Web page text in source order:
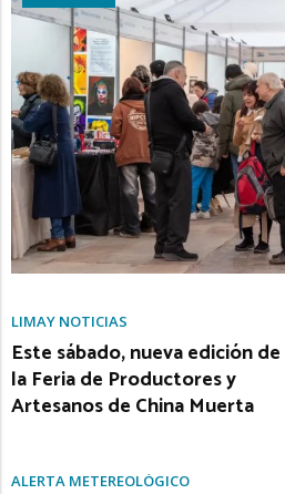
LIMAY NOTICIAS
Este sábado, nueva edición de
la Feria de Productores y
Artesanos de China Muerta
ALERTA METEREOLÓGICO